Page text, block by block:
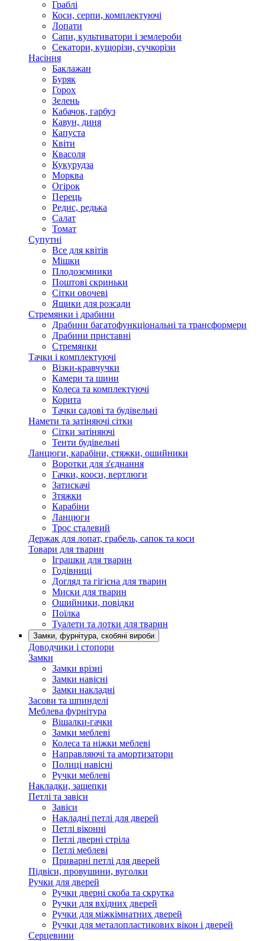
Граблі
Коси, серпи, комплектуючі
Лопати
Сапи, культиватори і землероби
Секатори, кущорізи, сучкорізи
Насіння
Баклажан
Буряк
Горох
Зелень
Кабачок, гарбуз
Кавун, диня
Капуста
Квіти
Квасоля
Кукурудза
Морква
Огірок
Перець
Редис, редька
Салат
Томат
Супутні
Все для квітів
Мішки
Плодозємники
Поштові скриньки
Сітки овочеві
Ящики для розсади
Стремянки і драбини
Драбини багатофункціональні та трансформери
Драбини приставні
Стремянки
Тачки і комплектуючі
Візки-кравчучки
Камери та шини
Колеса та комплектуючі
Корита
Тачки садові та будівельні
Намети та затіняючі сітки
Сітки затіняючі
Тенти будівельні
Ланцюги, карабіни, стяжки, ошийники
Воротки для з'єднання
Гачки, кооси, вертлюги
Затискачі
Зтяжки
Карабіни
Ланцюги
Трос сталевий
Держак для лопат, грабель, сапок та коси
Товари для тварин
Іграшки для тварин
Годівниці
Догляд та гігієна для тварин
Миски для тварин
Ошийники, повідки
Поїлка
Туалети та лотки для тварин
Замки, фурнітура, скобяні вироби
Доводчики і стопори
Замки
Замки врізні
Замки навісні
Замки накладні
Засови та шпинделі
Меблева фурнітура
Вішалки-гачки
Замки меблеві
Колеса та ніжки меблеві
Направляючі та амортизатори
Полиці навісні
Ручки меблеві
Накладки, защепки
Петлі та завіси
Завіси
Накладні петлі для дверей
Петлі віконні
Петлі дверні стріла
Петлі меблеві
Приварні петлі для дверей
Підвіси, провушини, вуголки
Ручки для дверей
Ручки дверні скоба та скрутка
Ручки для вхідних дверей
Ручки для міжкімнатних дверей
Ручки для металопластикових вікон і дверей
Серцевини